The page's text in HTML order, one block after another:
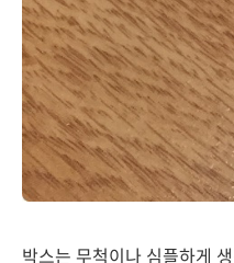
박스는 무척이나 심플하게